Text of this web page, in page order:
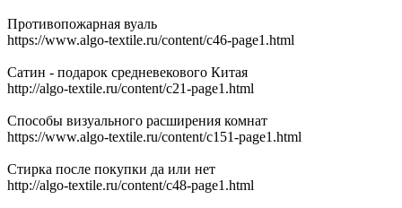
Противопожарная вуаль
https://www.algo-textile.ru/content/c46-page1.html
Сатин - подарок средневекового Китая
http://algo-textile.ru/content/c21-page1.html
Способы визуального расширения комнат
https://www.algo-textile.ru/content/c151-page1.html
Стирка после покупки да или нет
http://algo-textile.ru/content/c48-page1.html